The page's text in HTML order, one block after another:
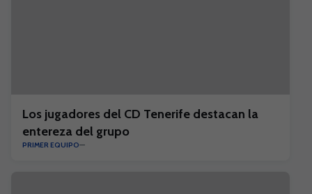
Los jugadores del CD Tenerife destacan la
entereza del grupo
PRIMER EQUIPO